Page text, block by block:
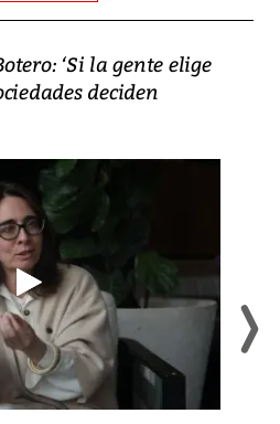
‘Si la gente elige
deciden